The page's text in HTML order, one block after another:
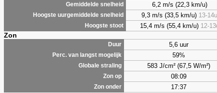
Gemiddelde snelheid 6,2 m/s (22,3 km/u)
Hoogste uurgemiddelde snelheid 9,3 m/s (33,5 km/u) 13-14u
Hoogste stoot 15,4 m/s (55,4 km/u) 12-
Zon
Duur 5,6 uur
Perc. van langst mogelijk 59%
Globale straling 583 J/cm² (67,5 W/m²)
Zon op 08:09
Zon onder 17:37